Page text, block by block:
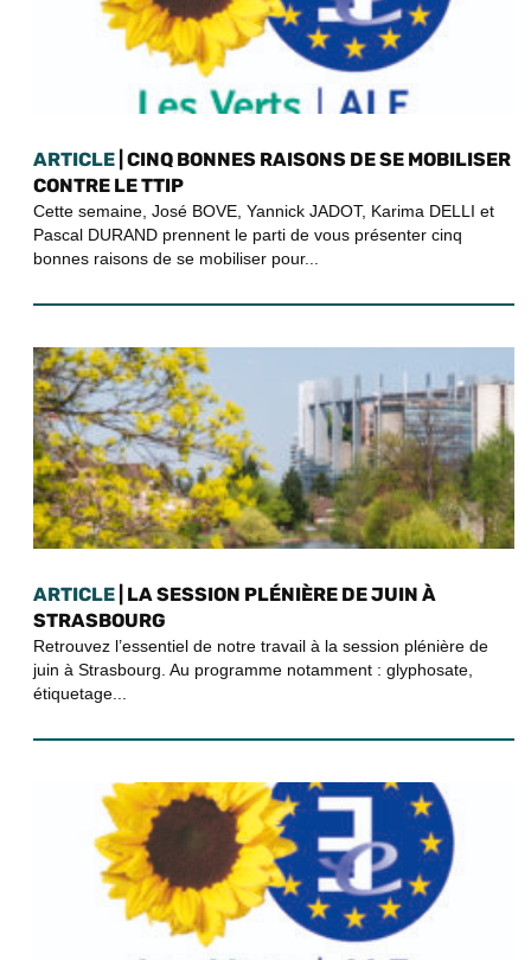
ARTICLE | CINQ BONNES RAISONS DE SE MOBILISER
CONTRE LE TTIP
Cette semaine, José BOVE, Yannick JADOT, Karima DELLI et
Pascal DURAND prennent le parti de vous présenter cinq
bonnes raisons de se mobiliser pour...
ARTICLE | LA SESSION PLÉNIÈRE DE JUIN À
STRASBOURG
Retrouvez l’essentiel de notre travail à la session plénière de
juin à Strasbourg. Au programme notamment : glyphosate,
étiquetage...